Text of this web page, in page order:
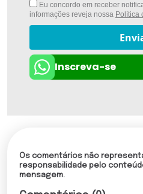
Eu concordo em receber
informações reveja nossa Política
Inscreva-se
Os comentários não
responsabilidade pelo
mensagem.